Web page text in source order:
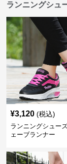
ランニングシュ
¥3,120 (税込)
ランニングシュー
ェーブランナー